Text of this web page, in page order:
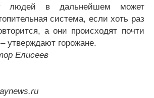
людей в дальнейшем может
система, если хоть раз
а они происходят почти
утверждают горожане.
Елисеев